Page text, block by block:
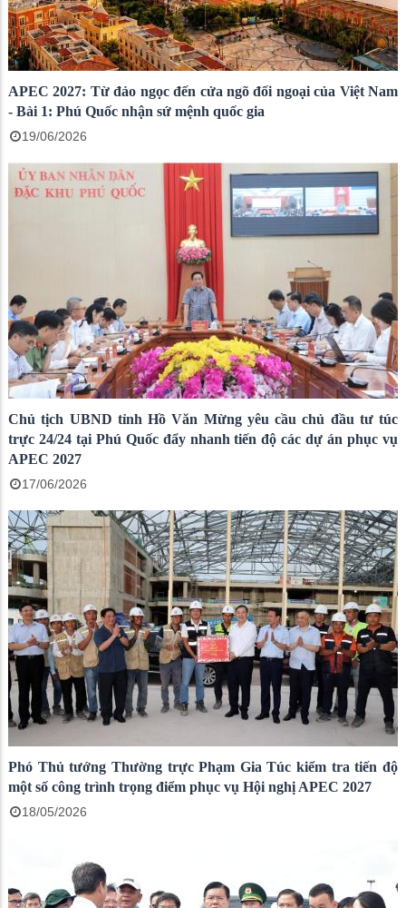
APEC 2027: Từ đảo ngọc đến cửa ngõ đối ngoại của Việt Nam
- Bài 1: Phú Quốc nhận sứ mệnh quốc gia
19/06/2026
Chủ tịch UBND tỉnh Hồ Văn Mừng yêu cầu chủ đầu tư túc
trực 24/24 tại Phú Quốc đẩy nhanh tiến độ các dự án phục vụ
APEC 2027
17/06/2026
Phó Thủ tướng Thường trực Phạm Gia Túc kiểm tra tiến độ
một số công trình trọng điểm phục vụ Hội nghị APEC 2027
18/05/2026